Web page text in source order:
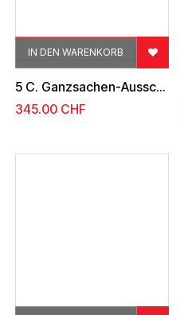
5 C. Ganzsachen-Ausschnitt, , farbenfrisch, allseitig breit gerandet, schönes Stück
IN DEN WARENKORB
345.00 CHF